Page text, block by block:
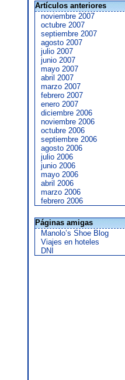
Artículos anteriores
noviembre 2007
octubre 2007
septiembre 2007
agosto 2007
julio 2007
junio 2007
mayo 2007
abril 2007
marzo 2007
febrero 2007
enero 2007
diciembre 2006
noviembre 2006
octubre 2006
septiembre 2006
agosto 2006
julio 2006
junio 2006
mayo 2006
abril 2006
marzo 2006
febrero 2006
Páginas amigas
Manolo’s Shoe Blog
Viajes en hoteles
DNI